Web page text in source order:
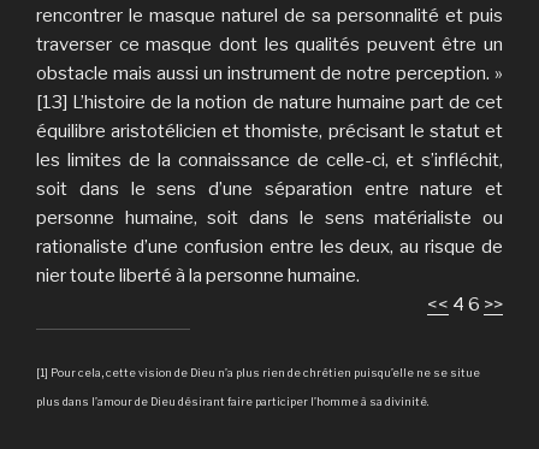
rencontrer le masque naturel de sa personnalité et puis
traverser ce masque dont les qualités peuvent être un
obstacle mais aussi un instrument de notre perception. »
[13] L’histoire de la notion de nature humaine part de cet
équilibre aristotélicien et thomiste, précisant le statut et
les limites de la connaissance de celle-ci, et s’infléchit,
soit dans le sens d’une séparation entre nature et
personne humaine, soit dans le sens matérialiste ou
rationaliste d’une confusion entre les deux, au risque de
nier toute liberté à la personne humaine.
<< 4 6 >>
[1] Pour cela, cette vision de Dieu n’a plus rien de chrétien puisqu’elle ne se situe
plus dans l’amour de Dieu désirant faire participer l’homme à sa divinité.